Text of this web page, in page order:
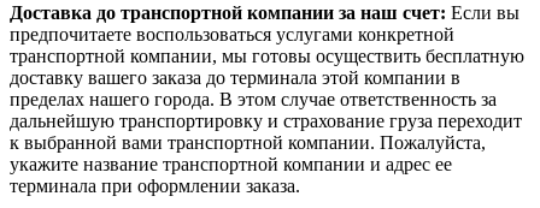
Доставка до транспортной компании за наш счет: Если вы
предпочитаете воспользоваться услугами конкретной
транспортной компании, мы готовы осуществить бесплатную
доставку вашего заказа до терминала этой компании в
пределах нашего города. В этом случае ответственность за
дальнейшую транспортировку и страхование груза переходит
к выбранной вами транспортной компании. Пожалуйста,
укажите название транспортной компании и адрес ее
терминала при оформлении заказа.